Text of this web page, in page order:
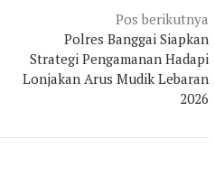
Pos berikutnya
Polres Banggai Siapkan
Strategi Pengamanan Hadapi
Lonjakan Arus Mudik Lebaran
2026